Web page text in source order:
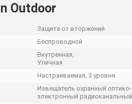
Outdoor
Защита от вторжений
Беспроводной
Внутренная,
Уличная
Настраиваемая, 3 уровня
Извещатель охранный оптико-
электронный радиоканальный